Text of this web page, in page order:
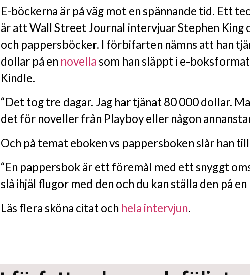
E-böckerna är på väg mot en spännande tid. Ett
är att Wall Street Journal intervjuar Stephen King
och pappersböcker. I förbifarten nämns att han
dollar på en novellasom han släppt i e-
Kindle.
“Det tog tre dagar. Jag har tjänat 80 000 dollar.
det för noveller från Playboy eller någon
Och på temat eboken vs pappersboken slår han
“En pappersbok är ett föremål med ett snyggt
slå ihjäl flugor med den och du kan ställa den på en
Läs flera sköna citat och hela intervjun.